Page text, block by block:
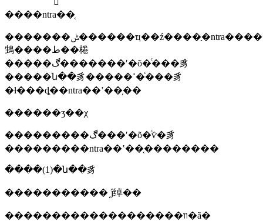
����ntra��֤
�������ݰ������ҵ��ź����֣�ntra�����
䲼����ط��棬
�����ڰ�������ʹ�õ�ͨ���豸
�����ն��豸�����ߵ�ͨ���豸
�ƚ���ȡ��ntra��ʽ��֤��
������ʒ��χ
���������ڰ���ʹ�õ�ͨѷ�豸
���������ntra��ʽ��֤��������
����(1)�ն��豸
�����������͵ĵ绰��
�������������������װ�ã�